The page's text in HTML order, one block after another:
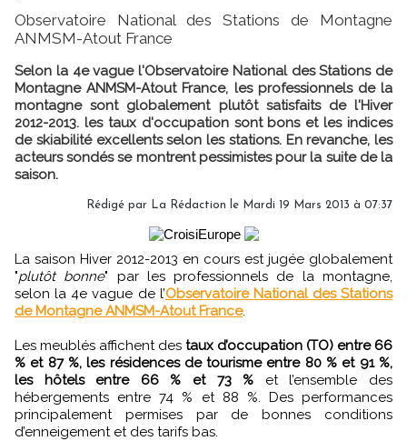
Observatoire National des Stations de Montagne
ANMSM-Atout France
Selon la 4e vague l'Observatoire National des Stations de
Montagne ANMSM-Atout France, les professionnels de la
montagne sont globalement plutôt satisfaits de l'Hiver
2012-2013. les taux d'occupation sont bons et les indices
de skiabilité excellents selon les stations. En revanche, les
acteurs sondés se montrent pessimistes pour la suite de la
saison.
Rédigé par La Rédaction le Mardi 19 Mars 2013 à 07:37
La saison Hiver 2012-2013 en cours est jugée globalement
"plutôt bonne" par les professionnels de la montagne,
selon la 4e vague de l’Observatoire National des Stations
de Montagne ANMSM-Atout France.
Les meublés affichent des taux d’occupation (TO) entre 66
% et 87 %, les résidences de tourisme entre 80 % et 91 %,
les hôtels entre 66 % et 73 % et l’ensemble des
hébergements entre 74 % et 88 %. Des performances
principalement permises par de bonnes conditions
d’enneigement et des tarifs bas.